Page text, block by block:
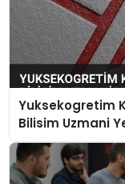
Yuksekogretim
Bilisim Uzmani